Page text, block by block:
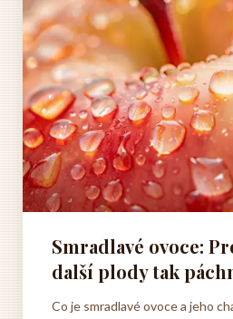
Smradlavé ovoce:
další plody tak
Co je smradlavé ovoce a jeho